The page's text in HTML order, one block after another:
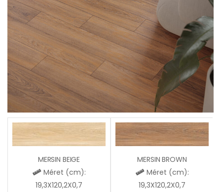
MERSIN BEIGE
Méret (cm):
19,3X120,2X0,7
MERSIN BROWN
Méret (cm):
19,3X120,2X0,7